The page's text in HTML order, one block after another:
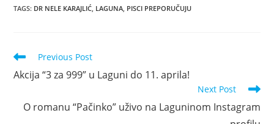
TAGS: DR NELE KARAJLIĆ LAGUNA PISCI PREPORUČUJU
Read
articles
Previous Post
Akcija “3 za 999” u Laguni do 11. aprila!
Next Post
O romanu “Pačinko” uživo na Laguninom Instagram